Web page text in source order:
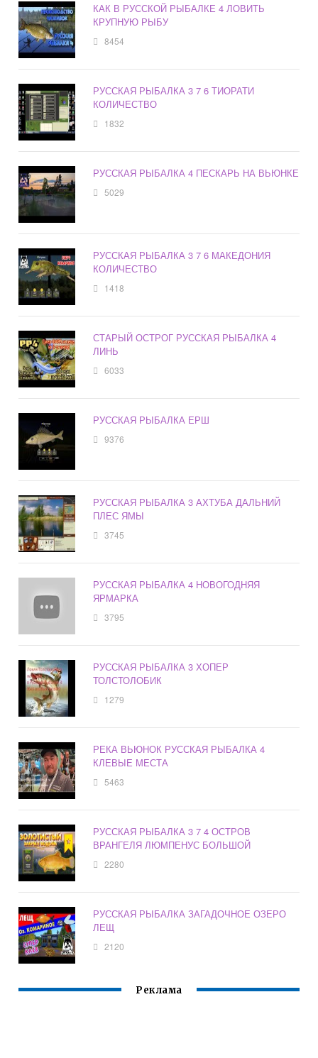
КАК В РУССКОЙ РЫБАЛКЕ 4 ЛОВИТЬ
КРУПНУЮ РЫБУ
8454
РУССКАЯ РЫБАЛКА 3 7 6 ТИОРАТИ
КОЛИЧЕСТВО
1832
РУССКАЯ РЫБАЛКА 4 ПЕСКАРЬ НА ВЬЮНКЕ
5029
РУССКАЯ РЫБАЛКА 3 7 6 МАКЕДОНИЯ
КОЛИЧЕСТВО
1418
СТАРЫЙ ОСТРОГ РУССКАЯ РЫБАЛКА 4
ЛИНЬ
6033
РУССКАЯ РЫБАЛКА ЕРШ
9376
РУССКАЯ РЫБАЛКА 3 АХТУБА ДАЛЬНИЙ
ПЛЕС ЯМЫ
3745
РУССКАЯ РЫБАЛКА 4 НОВОГОДНЯЯ
ЯРМАРКА
3795
РУССКАЯ РЫБАЛКА 3 ХОПЕР
ТОЛСТОЛОБИК
1279
РЕКА ВЬЮНОК РУССКАЯ РЫБАЛКА 4
КЛЕВЫЕ МЕСТА
5463
РУССКАЯ РЫБАЛКА 3 7 4 ОСТРОВ
ВРАНГЕЛЯ ЛЮМПЕНУС БОЛЬШОЙ
2280
РУССКАЯ РЫБАЛКА ЗАГАДОЧНОЕ ОЗЕРО
ЛЕЩ
2120
Реклама